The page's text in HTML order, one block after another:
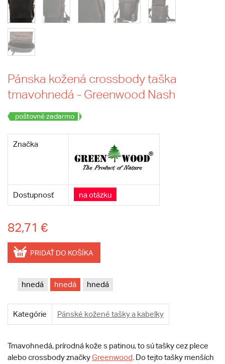
Pánska kožená crossbody taška
tmavohnedá - Greenwood Nash
poštovné zadarmo
Značka
Dostupnosť na otázku
82,71 €
PRIDAŤ DO KOŠÍKA
hnedá hnedá hnedá
Kategórie Pánské kožené tašky a kabelky
Tmavohnedá, prírodná kože s patinou, to sú tašky cez plece
alebo crossbody značkyGreenwood . Do tejto tašky menších